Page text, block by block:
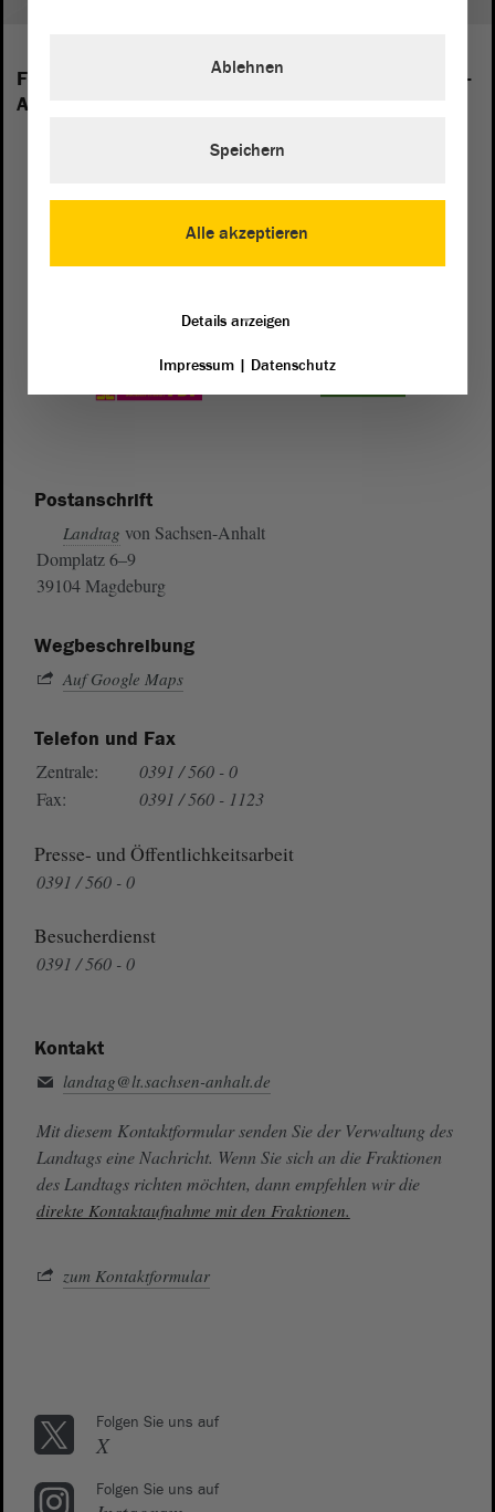
Folgende Fraktionen sind im Landtag von Sachsen-
Anhalt vertreten:
Postanschrift
Landtag von Sachsen-Anhalt
Domplatz 6–9
39104 Magdeburg
Wegbeschreibung
Auf Google Maps
Telefon und Fax
Zentrale:
0391 / 560 - 0
Fax:
0391 / 560 - 1123
Presse- und Öffentlichkeitsarbeit
0391 / 560 - 0
Besucherdienst
0391 / 560 - 0
Kontakt
landtag@lt.sachsen-anhalt.de
Mit diesem Kontaktformular senden Sie der Verwaltung des
Landtags eine Nachricht. Wenn Sie sich an die Fraktionen
des Landtags richten möchten, dann empfehlen wir die
direkte Kontaktaufnahme mit den Fraktionen.
zum Kontaktformular
Folgen Sie uns auf
X
Folgen Sie uns auf
Alle akzeptieren
Ablehnen
Speichern
Details anzeigen
Impressum| Datenschutz